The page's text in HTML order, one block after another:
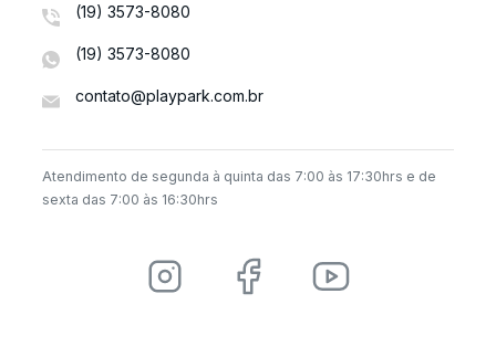
(19) 3573-8080
(19) 3573-8080
contato@playpark.com.br
Atendimento de segunda à quinta das 7:00 às 17:30hrs e de
sexta das 7:00 às 16:30hrs